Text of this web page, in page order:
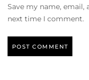
Save my name,
next time I comment.